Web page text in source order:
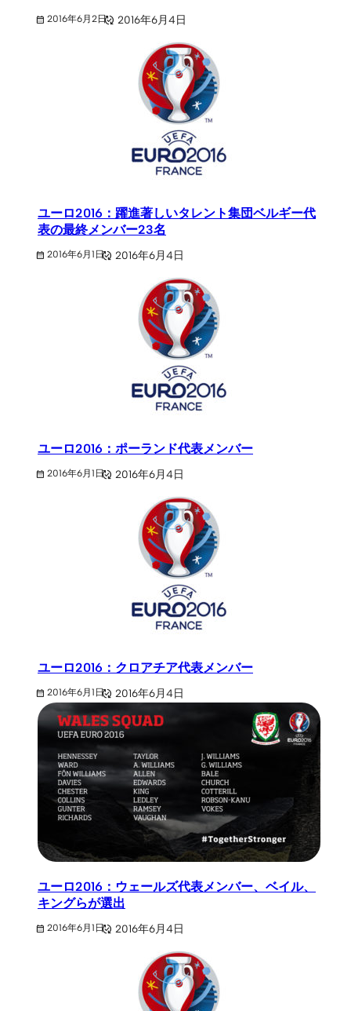
2016年6月2日 2016年6月4日
ユーロ2016：躍進著しいタレント集団ベルギー代
表の最終メンバー23名
2016年6月1日 2016年6月4日
ユーロ2016：ポーランド代表メンバー
2016年6月1日 2016年6月4日
ユーロ2016：クロアチア代表メンバー
2016年6月1日 2016年6月4日
ユーロ2016：ウェールズ代表メンバー、ベイル、
キングらが選出
2016年6月1日 2016年6月4日